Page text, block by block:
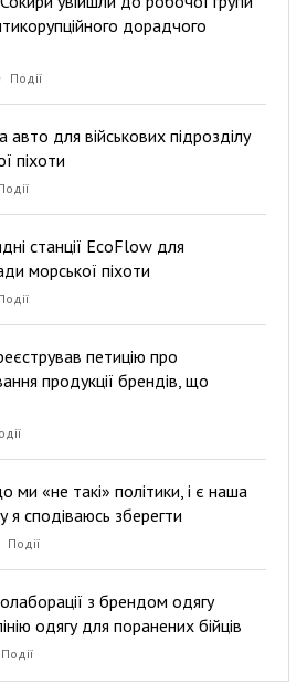
дорадчого
Події
авто для військових підрозділу
піхоти
станції EcoFlow для
морської піхоти
петицію про
продукції брендів, що
ми «не такі» політики, і є наша
я сподіваюсь зберегти
Події
з брендом одягу
одягу для поранених бійців
Події